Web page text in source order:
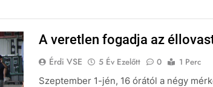
A veretlen fogadja az
Érdi VSE 5 Év Ezelőtt 0
1 Perc
Szeptember 1-jén, 16 órától a négy